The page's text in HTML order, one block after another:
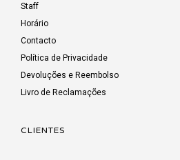
Staff
Horário
Contacto
Política de Privacidade
Devoluções e Reembolso
Livro de Reclamações
CLIENTES